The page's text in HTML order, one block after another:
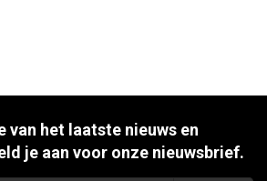
van het laatste nieuws en
je aan voor onze nieuwsbrief.